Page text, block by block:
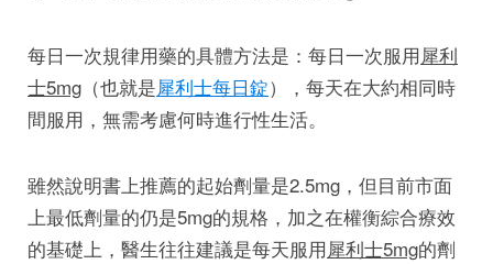
每日一次規律用藥的具體方法是：每日一次服用犀利
士5mg （也就是犀利士每日錠），每天在大約相同時
間服用，無需考慮何時進行性生活。
雖然說明書上推薦的起始劑量是2.5mg，但目前市面
上最低劑量的仍是5mg的規格，加之在權衡綜合療效
的基礎上，醫生往往建議是每天服用犀利士5mg的劑